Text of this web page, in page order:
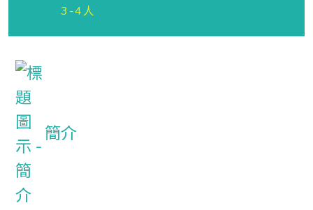
3-4人
簡介